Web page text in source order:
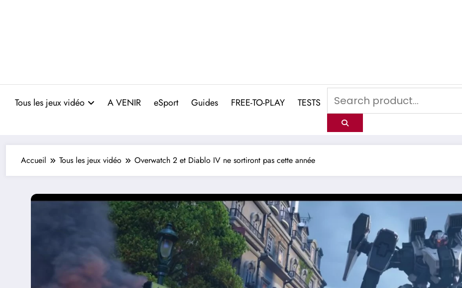
Tous les jeux vidéo A VENIR eSport Guides FREE-TO-PLAY TESTS
Accueil Tous les jeux vidéo Overwatch 2 et Diablo IV ne sortiront pas cette année